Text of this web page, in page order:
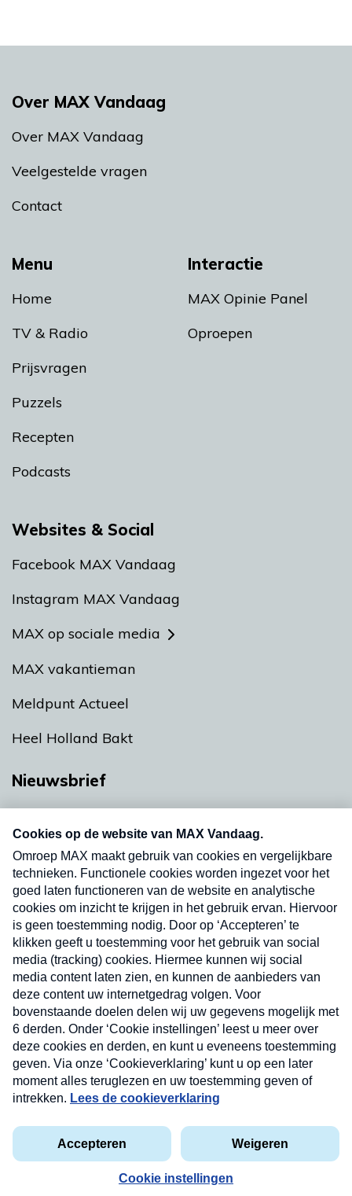
Menu
Home
TV & Radio
Prijsvragen
Puzzels
Recepten
Podcasts
Interactie
MAX Opinie Panel
Oproepen
Over MAX Vandaag
Over MAX Vandaag
Veelgestelde vragen
Contact
Websites & Social
Facebook MAX Vandaag
Instagram MAX Vandaag
MAX op sociale media
MAX vakantieman
Meldpunt Actueel
Heel Holland Bakt
Nieuwsbrief
nieuwsbrief. Elke vrijdag- en dinsdagochtend in
uw mailbox.
Verzend
Privacyverklaring
Cookieverklaring
Kwetsbaarheid melden
Copyright © 2026 MAX Vandaag - Omroep MAX
Nieuwsbrief
Neem hier een gratis abonnement op onze
nieuwsbrief. Elke vrijdag- en dinsdagochtend in uw